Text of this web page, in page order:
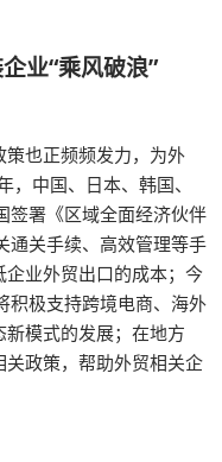
业“乘风破浪”
也正频频发力，为外
中国、日本、韩国、
签署《区域全面经济伙伴
通关手续、高效管理等手
业外贸出口的成本；今
积极支持跨境电商、海外
模式的发展；在地方
关政策，帮助外贸相关企